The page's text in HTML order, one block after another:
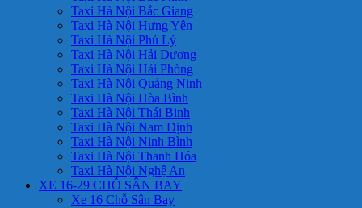
Taxi Hà Nội Bắc Giang
Taxi Hà Nội Hưng Yên
Taxi Hà Nội Phủ Lý
Taxi Hà Nội Hải Dương
Taxi Hà Nội Hải Phòng
Taxi Hà Nội Quảng Ninh
Taxi Hà Nội Hòa Bình
Taxi Hà Nội Thái Binh
Taxi Hà Nội Nam Định
Taxi Hà Nội Ninh Bình
Taxi Hà Nội Thanh Hóa
Taxi Hà Nội Nghệ An
XE 16-29 CHỖ SÂN BAY
Xe 16 Chỗ Sân Bay